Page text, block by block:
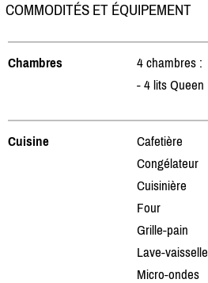
COMMODITÉS ET ÉQUIPEMENT
Chambres
4 chambres :
- 4 lits Queen
Cuisine
Cafetière
Congélateur
Cuisinière
Four
Grille-pain
Lave-vaisselle
Micro-ondes